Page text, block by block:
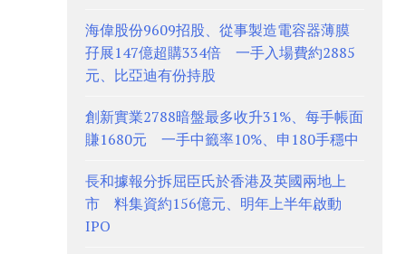
海偉股份9609招股、從事製造電容器薄膜
孖展147億超購334倍 一手入場費約2885
元、比亞迪有份持股
創新實業2788暗盤最多收升31%、每手帳面
賺1680元 一手中籤率10%、申180手穩中
長和據報分拆屈臣氏於香港及英國兩地上
市 料集資約156億元、明年上半年啟動
IPO